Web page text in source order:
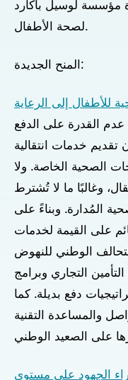
مؤسسة لوسيل باكارد
لصحة الأطفال.
المنح الجديدة:
للأطفال إلى الرعاية
عدم القدرة على الدفع
تقديم خدمات انتقالية
الصحية الخاصة. ولا
وغالبًا ما لا تُشترط
المُدارة. وبناءً على
على القيمة لخدمات
الوطني للنهوض
التجاري وبرامج
دفع بديلة. كما
والمساعدة التقنية
الجهود على مستوى